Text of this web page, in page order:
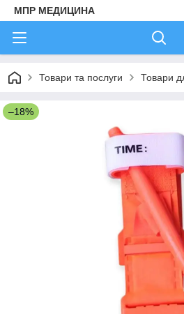
МПР МЕДИЦИНА
Товари та послуги Товари
–18%